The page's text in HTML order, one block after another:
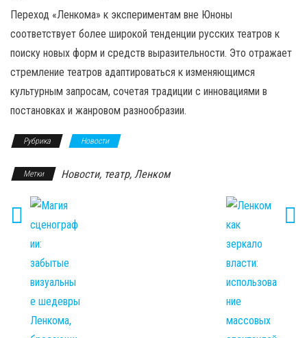
Переход «Ленкома» к экспериментам вне Юноны
соответствует более широкой тенденции русских театров к
поиску новых форм и средств выразительности. Это отражает
стремление театров адаптироваться к изменяющимся
культурным запросам, сочетая традиции с инновациями в
постановках и жанровом разнообразии.
Рубрика Новости
Метки Новости, театр, Ленком